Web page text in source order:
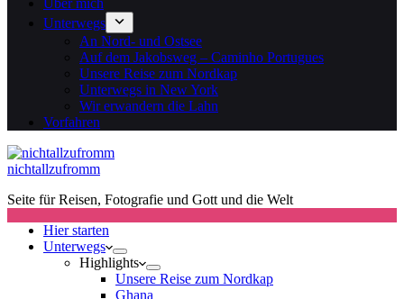
Über mich
Unterwegs
An Nord- und Ostsee
Auf dem Jakobsweg – Caminho Portugues
Unsere Reise zum Nordkap
Unterwegs in New York
Wir erwandern die Lahn
Vorfahren
nichtallzufromm
Seite für Reisen, Fotografie und Gott und die Welt
Hier starten
Unterwegs
Highlights
Unsere Reise zum Nordkap
Ghana